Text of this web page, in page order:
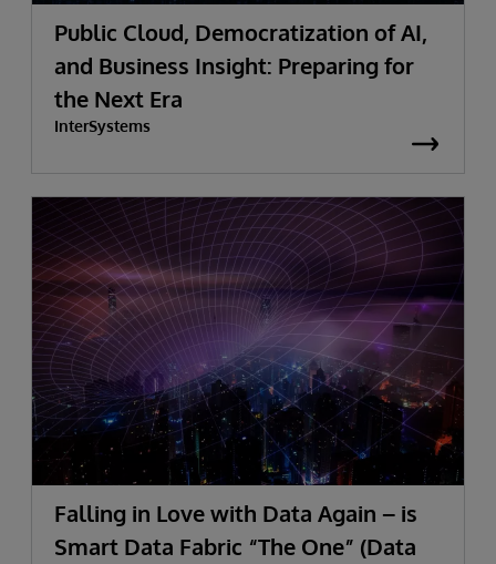
Public Cloud, Democratization of AI,
and Business Insight: Preparing for
the Next Era
InterSystems
Falling in Love with Data Again – is
Smart Data Fabric “The One” (Data